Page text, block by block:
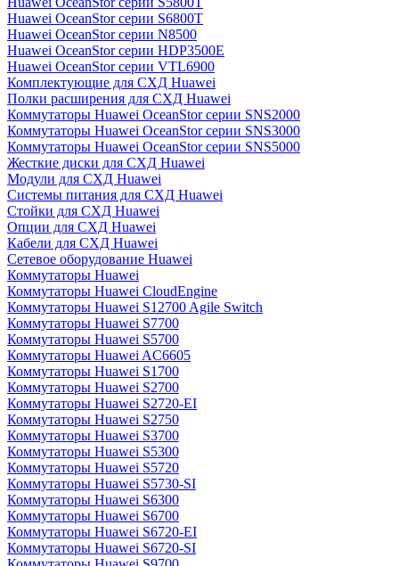
Huawei OceanStor серии S6800T
Huawei OceanStor серии N8500
Huawei OceanStor серии HDP3500E
Huawei OceanStor серии VTL6900
Комплектующие для СХД Huawei
Полки расширения для СХД Huawei
Коммутаторы Huawei OceanStor серии SNS2000
Коммутаторы Huawei OceanStor серии SNS3000
Коммутаторы Huawei OceanStor серии SNS5000
Жесткие диски для СХД Huawei
Модули для СХД Huawei
Системы питания для СХД Huawei
Стойки для СХД Huawei
Опции для СХД Huawei
Кабели для СХД Huawei
Сетевое оборудование Huawei
Коммутаторы Huawei
Коммутаторы Huawei CloudEngine
Коммутаторы Huawei S12700 Agile Switch
Коммутаторы Huawei S7700
Коммутаторы Huawei S5700
Коммутаторы Huawei AC6605
Коммутаторы Huawei S1700
Коммутаторы Huawei S2700
Коммутаторы Huawei S2720-EI
Коммутаторы Huawei S2750
Коммутаторы Huawei S3700
Коммутаторы Huawei S5300
Коммутаторы Huawei S5720
Коммутаторы Huawei S5730-SI
Коммутаторы Huawei S6300
Коммутаторы Huawei S6700
Коммутаторы Huawei S6720-EI
Коммутаторы Huawei S6720-SI